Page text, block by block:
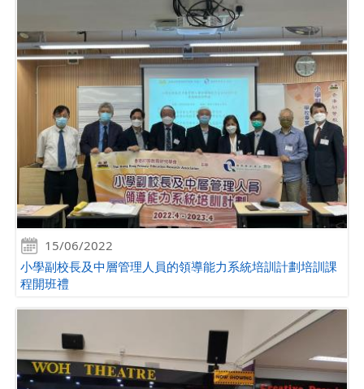
15/06/2022
小學副校長及中層管理人員的領導能力系統培訓計劃培訓課
程開班禮